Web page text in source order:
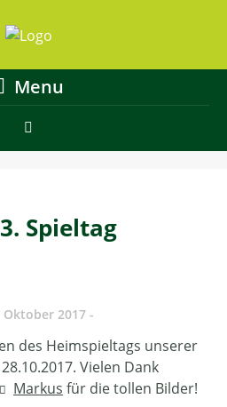
Menu
Spieltag
Oktober 2017
des Heimspieltags unserer
Vielen Dank
Markus für die tollen Bilder!